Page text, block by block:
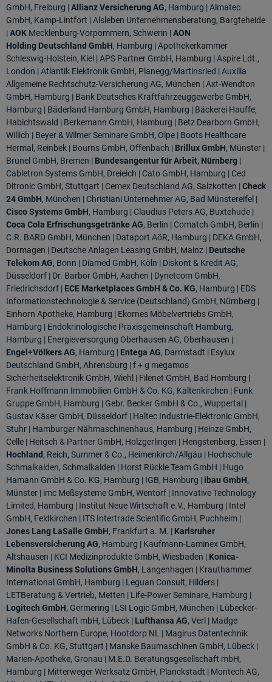
GmbH, Freiburg |Allianz Versicherung AG, Hamburg | Almatec
GmbH, Kamp-Lintfort | Alsleben Unternehmensberatung, Bargteheide
|AOK Mecklenburg-Vorpommern, Schwerin |AON
Holding Deutschland GmbH, Hamburg | Apothekerkammer
Schleswig-Holstein, Kiel | APS Partner GmbH, Hamburg | Aspire Ldt.,
London | Atlantik Elektronik GmbH, Planegg/Martinsried | Auxilia
Allgemeine Rechtschutz-Versicherung AG, München | Axt-Wendton
GmbH, Hamburg | Bank Deutsches Kraftfahrzeuggewerbe GmbH,
Hamburg | Bäderland Hamburg GmbH, Hamburg | Bäckerei Hauffe,
Habichtswald | Berkemann GmbH, Hamburg | Betz Dearborn GmbH,
Willich | Beyer & Wilmer Seminare GmbH, Olpe | Boots Healthcare
Hermal, Reinbek | Bourns GmbH, Offenbach | Brillux GmbH, Münster |
Brunel GmbH, Bremen | Bundesangentur für Arbeit, Nürnberg |
Cabletron Systems GmbH, Dreieich | Cato GmbH, Hamburg | Ced
Ditronic GmbH, Stuttgart | Cemex Deutschland AG, Salzkotten |Check
24 GmbH, München | Christiani Unternehmer AG, Bad Münstereifel |
Cisco Systems GmbH, Hamburg | Claudius Peters AG, Buxtehude |
Coca Cola Erfrischungsgetränke AG, Berlin | Comatch GmbH, Berlin |
C.R. BARD GmbH, München | Dataport AöR, Hamburg | DEKA GmbH,
Dormagen | Deutsche Anlagen Leasing GmbH, Mainz | Deutsche
Telekom AG, Bonn | Diamed GmbH, Köln | Diskont & Kredit AG,
Düsseldorf | Dr. Barbor GmbH, Aachen | Dynetcom GmbH,
Friedrichsdorf | ECE Marketplaces GmbH & Co. KG, Hamburg | EDS
Informationstechnologie & Service (Deutschland) GmbH, Nürnberg |
Einhorn Apotheke, Hamburg | Ekornes Möbelvertriebs GmbH,
Hamburg | Endokrinologische Praxisgemeinschaft Hamburg,
Hamburg | Energieversorgung Oberhausen AG, Oberhausen |
Engel+Völkers AG, Hamburg | Entega AG, Darmstadt | Esylux
Deutschland GmbH, Ahrensburg | f + g megamos
Sicherheitselektronik GmbH, Wiehl | Filenet GmbH, Bad Homburg |
Frank Hoffmann Immobilien GmbH & Co. KG, Kaltenkirchen | Funk
Gruppe GmbH, Hamburg | Gebr. Becker GmbH & Co., Wuppertal |
Gustav Käser GmbH, Düsseldorf | Haltec Industrie-Elektronic GmbH,
Stuhr | Hamburger Nähmaschinenhaus, Hamburg | Heinze GmbH,
Celle | Heitsch & Partner GmbH, Holzgerlingen | Hengstenberg, Essen |
Hochland , Reich, Summer & Co., Heimenkirch/Allgäu | Hochschule
Schmalkalden, Schmalkalden | Horst Rückle Team GmbH | Hugo
Hamann GmbH & Co. KG, Hamburg | IGB, Hamburg | ibau GmbH,
Münster | imc Meßsysteme GmbH, Wentorf | Innovative Technology
Limited, Hamburg | Institut Neue Wirtschaft e.V., Hamburg | Intel
GmbH, Feldkirchen | ITS Intertrade Scientific GmbH, Puchheim |
Jones Lang LaSalle GmbH, Frankfurt a. M. | Karlsruher
Lebensversicherung AG, Hamburg | Kaufmann-Laminex GmbH,
Altshausen | KCI Medizinprodukte GmbH, Wiesbaden | Konica-
Minolta Business Solutions GmbH, Langenhagen | Krauthammer
International GmbH, Hamburg | Leguan Consult, Hilders |
LETBeratung & Vertrieb, Metten | Life-Power Seminare, Hamburg |
Logitech GmbH, Germering | LSI Logic GmbH, München | Lübecker-
Hafen-Gesellschaft mbH, Lübeck | Lufthansa AG, Verl | Madge
Networks Northern Europe, Hootdorp NL | Magirus Datentechnik
GmbH & Co. KG, Stuttgart | Manske Baumaschinen GmbH, Lübeck |
Marien-Apotheke, Gronau | M.E.D. Beratungsgesellschaft mbH,
Hamburg | Mitterweger Werksatz GmbH, Planckstadt | Montech AG,